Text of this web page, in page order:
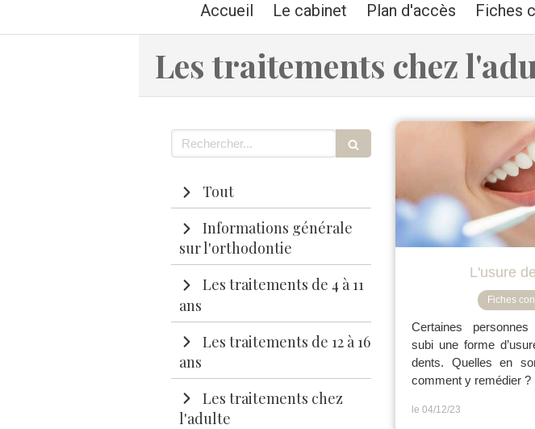
Accueil Le cabinet Plan d'accès Fiches
Les traitements chez
L'usure
Fiches
Certaines
subi une forme
dents. Quelles en
comment y remédier ?
le 04/12/23
Rechercher
Tout
Informations générale
sur l'orthodontie
Les traitements de 4 à 11
ans
Les traitements de 12 à 16
ans
Les traitements chez
l'adulte